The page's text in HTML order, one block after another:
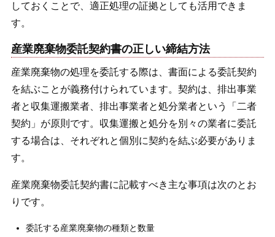
しておくことで、適正処理の証拠としても活用できま
す。
産業廃棄物委託契約書の正しい締結方法
産業廃棄物の処理を委託する際は、書面による委託契約
を結ぶことが義務付けられています。契約は、排出事業
者と収集運搬業者、排出事業者と処分業者という「二者
契約」が原則です。収集運搬と処分を別々の業者に委託
する場合は、それぞれと個別に契約を結ぶ必要がありま
す。
産業廃棄物委託契約書に記載すべき主な事項は次のとお
りです。
委託する産業廃棄物の種類と数量